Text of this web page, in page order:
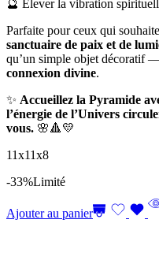
🔮 Élever la vibration
Parfaite pour ceux qui
sanctuaire de paix et de
qu’un simple objet décoratif
connexion divine.
✨ Accueillez la Pyramide
l’énergie de l’Univers
vous. 🌸🔺💛
11x11x8
-33%Limité
Ajouter au panier